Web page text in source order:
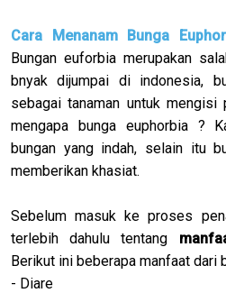
Cara Menanam Bunga
Bungan euforbia merupakan
bnyak dijumpai di indonesia,
sebagai tanaman untuk mengisi
mengapa bunga euphorbia ?
bungan yang indah, selain itu
memberikan khasiat.
Sebelum masuk ke proses
terlebih dahulu tentang
Berikut ini beberapa manfaat dari
- Diare